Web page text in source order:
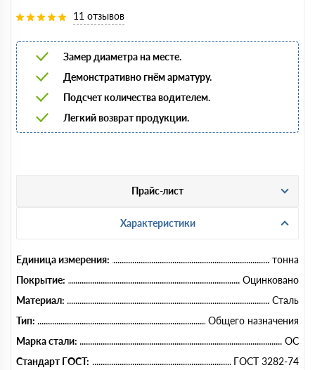
11 отзывов
Замер диаметра на месте.
Демонстративно гнём арматуру.
Подсчет количества водителем.
Легкий возврат продукции.
Прайс-лист
Характеристики
Единица измерения:
тонна
Покрытие:
Оцинковано
Материал:
Сталь
Тип:
Общего назначения
Марка стали:
ОС
Стандарт ГОСТ:
ГОСТ 3282-74